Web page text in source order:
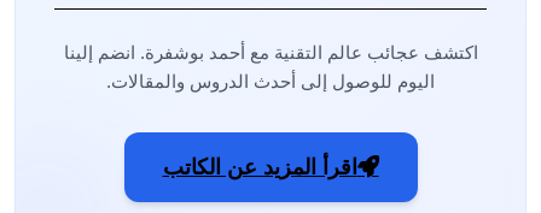
اكتشف عجائب عالم التقنية مع أحمد بوشفرة. انضم إلينا
اليوم للوصول إلى أحدث الدروس والمقالات.
اقرأ المزيد عن الكاتب